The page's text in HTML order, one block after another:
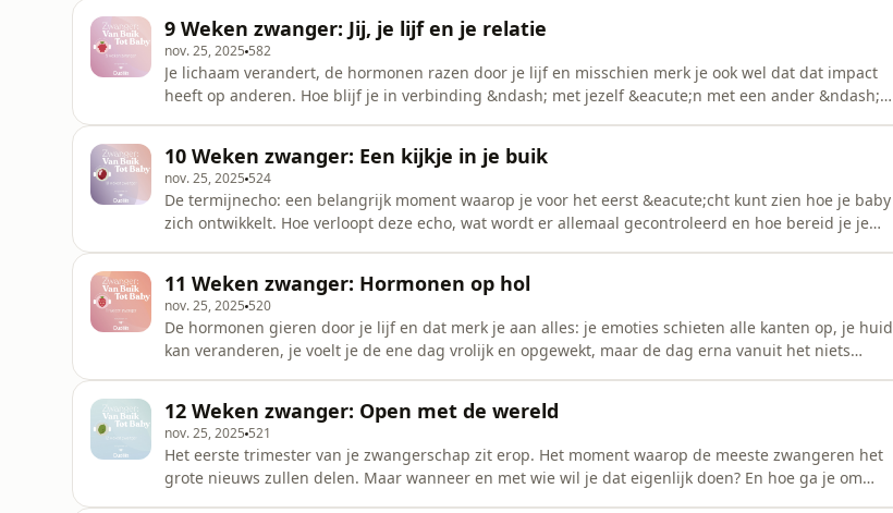
Tot Baby is jouw g
9 Weken zwanger: Jij, je lijf en je relatie
nov. 25, 2025 582
Je lichaam verandert, de hormonen razen door je lijf en misschien merk je ook wel dat dat impact
heeft op anderen. Hoe blijf je in verbinding &ndash; met jezelf &eacute;n met een ander &ndash;
De podcast
10 Weken zwanger: Een kijkje in je buik
nov. 25, 2025 524
De termijnecho: een belangrijk moment waarop je voor het eerst &eacute;cht kunt zien hoe je baby
zich ontwikkelt. Hoe verloopt deze echo, wat wordt er allemaal gecontroleerd en hoe bereid je je
test.&nbsp; De podc
11 Weken zwanger: Hormonen op hol
nov. 25, 2025 520
De hormonen gieren door je lijf en dat merk je aan alles: je emoties schieten alle kanten op, je huid
kan veranderen, je voelt je de ene dag vrolijk en opgewekt, maar de dag erna vanuit het niets
om met emoti
12 Weken zwanger: Open met de wereld
nov. 25, 2025 521
Het eerste trimester van je zwangerschap zit erop. Het moment waarop de meeste zwangeren het
grote nieuws zullen delen. Maar wanneer en met wie wil je dat eigenlijk doen? En hoe ga je om